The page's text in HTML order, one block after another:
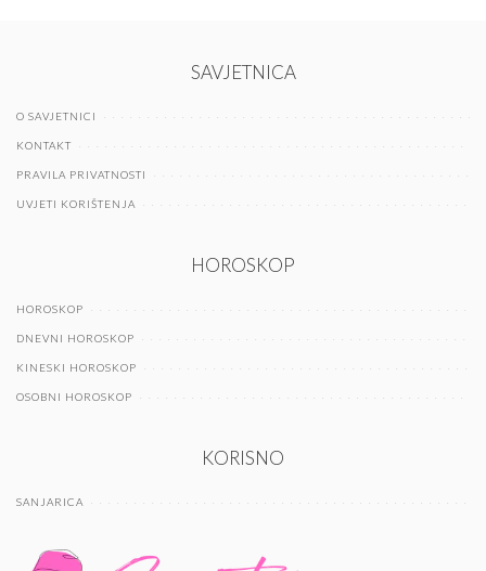
SAVJETNICA
O SAVJETNICI
KONTAKT
PRAVILA PRIVATNOSTI
UVJETI KORIŠTENJA
HOROSKOP
HOROSKOP
DNEVNI HOROSKOP
KINESKI HOROSKOP
OSOBNI HOROSKOP
KORISNO
SANJARICA